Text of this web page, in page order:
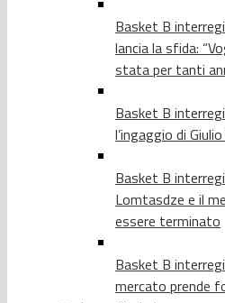
Basket B
lancia la sfida:
stata per tanti
Basket B
l’ingaggio di
Basket B
Lomtasdze e il
essere terminato
Basket B
mercato prende